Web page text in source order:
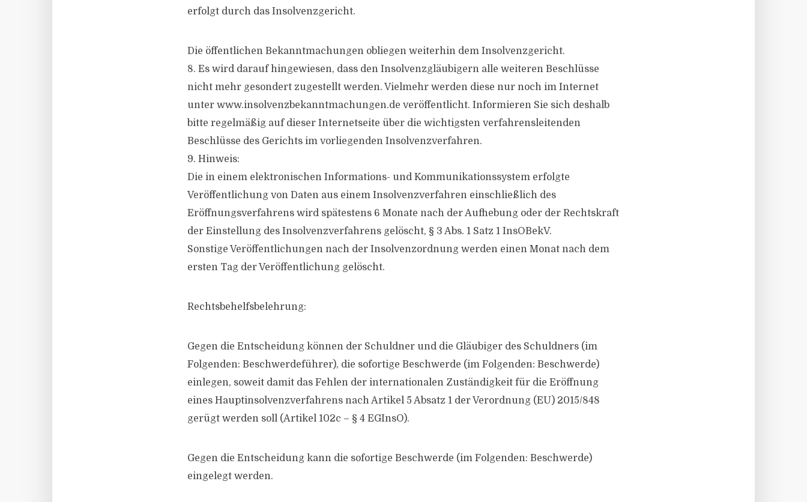
erfolgt durch das Insolvenzgericht.
Die öffentlichen Bekanntmachungen obliegen weiterhin dem Insolvenzgericht.
8. Es wird darauf hingewiesen, dass den Insolvenzgläubigern alle weiteren Beschlüsse
nicht mehr gesondert zugestellt werden. Vielmehr werden diese nur noch im Internet
unter www.insolvenzbekanntmachungen.de veröffentlicht. Informieren Sie sich deshalb
bitte regelmäßig auf dieser Internetseite über die wichtigsten verfahrensleitenden
Beschlüsse des Gerichts im vorliegenden Insolvenzverfahren.
9. Hinweis:
Die in einem elektronischen Informations- und Kommunikationssystem erfolgte
Veröffentlichung von Daten aus einem Insolvenzverfahren einschließlich des
Eröffnungsverfahrens wird spätestens 6 Monate nach der Aufhebung oder der Rechtskraft
der Einstellung des Insolvenzverfahrens gelöscht, § 3 Abs. 1 Satz 1 InsOBekV.
Sonstige Veröffentlichungen nach der Insolvenzordnung werden einen Monat nach dem
ersten Tag der Veröffentlichung gelöscht.
Rechtsbehelfsbelehrung:
Gegen die Entscheidung können der Schuldner und die Gläubiger des Schuldners (im
Folgenden: Beschwerdeführer), die sofortige Beschwerde (im Folgenden: Beschwerde)
einlegen, soweit damit das Fehlen der internationalen Zuständigkeit für die Eröffnung
eines Hauptinsolvenzverfahrens nach Artikel 5 Absatz 1 der Verordnung (EU) 2015/848
gerügt werden soll (Artikel 102c – § 4 EGInsO).
Gegen die Entscheidung kann die sofortige Beschwerde (im Folgenden: Beschwerde)
eingelegt werden.